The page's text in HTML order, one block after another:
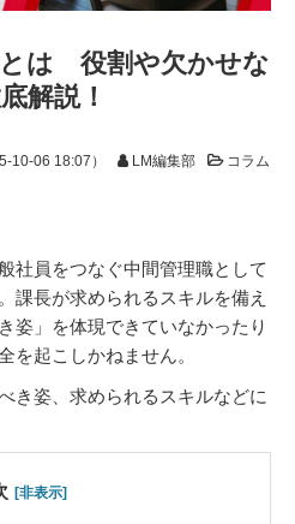
は 役割や欠かせな
解説！
10-06 18:07 ） LM編集部
コラム
社員をつなぐ中間管理職として
課長が求められるスキルを備え
姿」を体現できていなかったり
を起こしかねません。
き姿、求められるスキルなどに
[非表示]